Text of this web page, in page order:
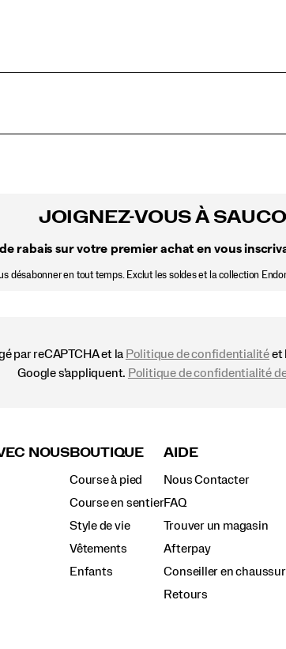
JOIGNEZ-VOUS À
rabais sur votre premier achat en vous
désabonner en tout temps. Exclut les soldes et la collection
par reCAPTCHA et la Politique de confidentialitéet
Google s'appliquent. Politique de confidentialité
NOUSBOUTIQUE
Course à pied
Course en sentier
Style de vie
Vêtements
Enfants
AIDE
Nous Contacter
FAQ
Trouver un magasin
Afterpay
Conseiller en
Retours